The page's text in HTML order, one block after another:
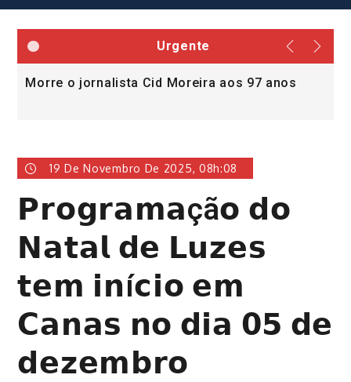
Urgente
Morre o jornalista Cid Moreira aos 97 anos
19 De Novembro De 2025, 08h:08
𝗣𝗿𝗼𝗴𝗿𝗮𝗺𝗮çã𝗼 𝗱𝗼
𝗡𝗮𝘁𝗮𝗹 𝗱𝗲 𝗟𝘂𝘇𝗲𝘀
𝘁𝗲𝗺 𝗶𝗻í𝗰𝗶𝗼 𝗲𝗺
𝗖𝗮𝗻𝗮𝘀 𝗻𝗼 𝗱𝗶𝗮 𝟬𝟱 𝗱𝗲
𝗱𝗲𝘇𝗲𝗺𝗯𝗿𝗼